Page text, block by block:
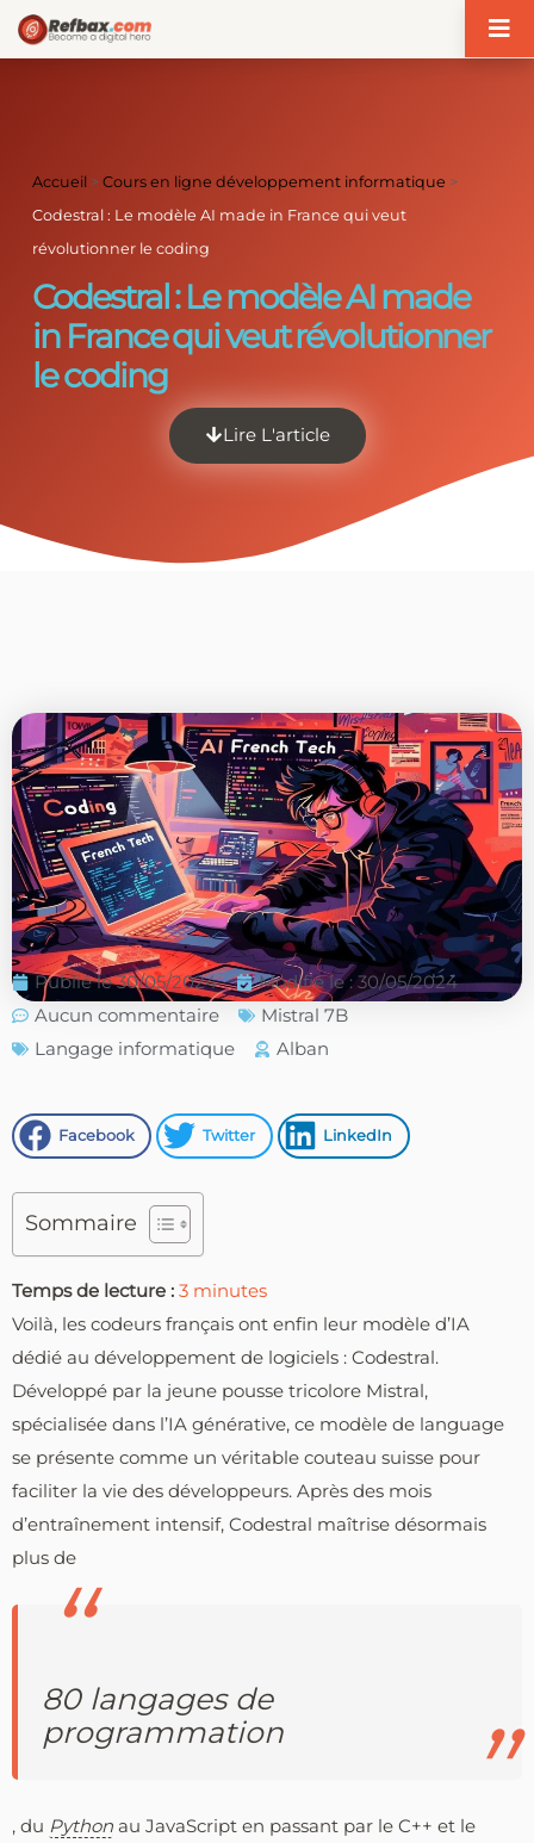
Accueil >Cours en ligne développement informatique >
Codestral : Le modèle AI made in France qui veut
révolutionner le coding
Codestral : Le modèle AI made
in France qui veut révolutionner
le coding
Lire L'article
Publié le 30/05/2024
Modifié le : 30/05/2024
Aucun commentaire
Mistral 7B
Langage informatique
Alban
Facebook Twitter LinkedIn
Sommaire
Temps de lecture : 3 minutes
Voilà, les codeurs français ont enfin leur modèle d’IA
dédié au développement de logiciels : Codestral.
Développé par la jeune pousse tricolore Mistral,
spécialisée dans l’IA générative, ce modèle de language
se présente comme un véritable couteau suisse pour
faciliter la vie des développeurs. Après des mois
d’entraînement intensif, Codestral maîtrise désormais
plus de
80 langages de
programmation
, du Python au JavaScript en passant par le C++ et le
Panneau de gestion des cookies